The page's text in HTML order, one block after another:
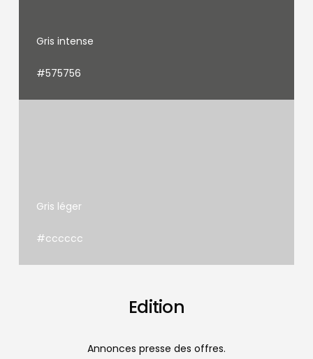
Gris intense
#575756
Gris léger
#cccccc
Edition
Annonces presse des offres.